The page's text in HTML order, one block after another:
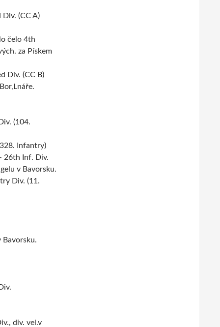
(CC A)
čelo 4th
za Pískem
Div. (CC B)
(104.
Infantry)
26th Inf. Div.
v Bavorsku.
Div. (11.
Bavorsku.
div. vel.v